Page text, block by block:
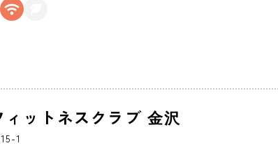
ットネスクラブ 金沢
1